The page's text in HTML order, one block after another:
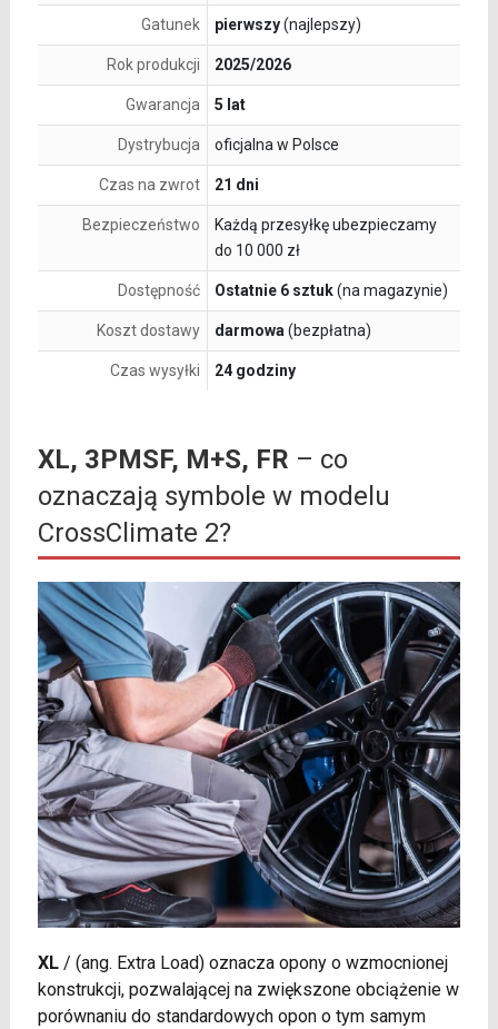
Gatunek pierwszy(najlepszy)
Rok produkcji 2025/2026
Gwarancja 5 lat
Dystrybucja oficjalna w Polsce
Czas na zwrot 21 dni
Bezpieczeństwo
Każdą przesyłkę ubezpieczamy
do 10 000 zł
Dostępność Ostatnie 6 sztuk(na magazynie)
Koszt dostawy darmowa (bezpłatna)
Czas wysyłki 24 godziny
XL, 3PMSF, M+S, FR – co
oznaczają symbole w modelu
CrossClimate 2?
XL/ (ang. Extra Load) oznacza opony o wzmocnionej
konstrukcji, pozwalającej na zwiększone obciążenie w
porównaniu do standardowych opon o tym samym